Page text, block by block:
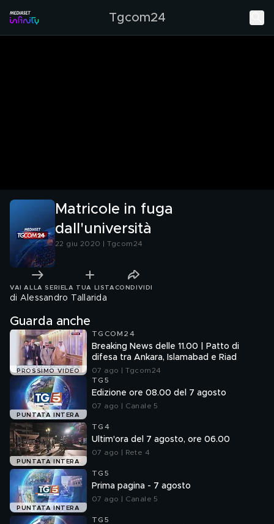
Tgcom24
Matricole in fuga
dall'università
22 giu 2020 | Tgcom24
VAI ALLA SERIE LA TUA LISTA CONDIVIDI
di Alessandro Tallarida
Guarda anche
PROSSIMO VIDEO
TGCOM24
Breaking News delle 11.00 | Patto di
difesa tra Ankara, Islamabad e Riad
07 ago | Tgcom24
PUNTATA INTERA
TG5
Edizione ore 08.00 del 7 agosto
07 ago | Canale 5
PUNTATA INTERA
TG4
Ultim'ora del 7 agosto, ore 06.00
07 ago | Rete 4
PUNTATA INTERA
TG5
Prima pagina - 7 agosto
07 ago | Canale 5
TG5